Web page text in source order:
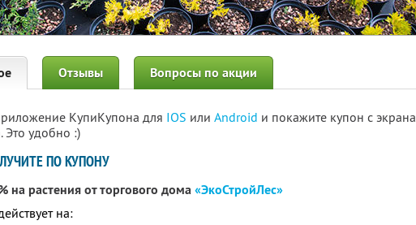
Отзывы Вопросы по акции
КупиКупона для IOS или Android и покажите купон с экрана
Это удобно :)
ПО КУПОНУ
на растения от торгового дома«ЭкоСтройЛес»
на: